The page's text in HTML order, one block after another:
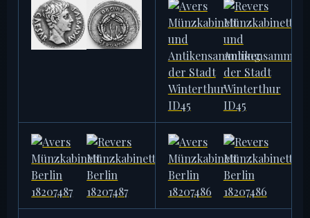
BIBLIOTHÈQUE NATIONALE DE
FRANCE
IMP-4845
3,82 g
BIBLIOTHÈQUE NATIONALE DE
FRANCE
IMP-4846
3,71 g
COIN COLLECTION OF
REGENSBURG UNIVERSITY
ID29
3,71 g · 20 mm
MÜNZKABINETT UND
ANTIKENSAMMLUNG DER
STADT WINTERTHUR
ID45
3,72 g · 19 mm